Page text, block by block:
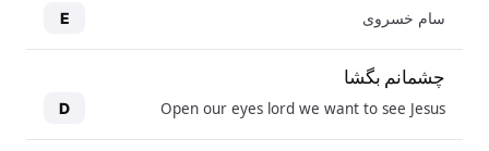
سام خسروی E
چشمانم بگشا
Open our eyes lord we want to see Jesus
D